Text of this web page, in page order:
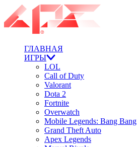
ГЛАВНАЯ
ИГРЫ
LOL
Call of Duty
Valorant
Dota 2
Fortnite
Overwatch
Mobile Legends: Bang Bang
Grand Theft Auto
Apex Legends